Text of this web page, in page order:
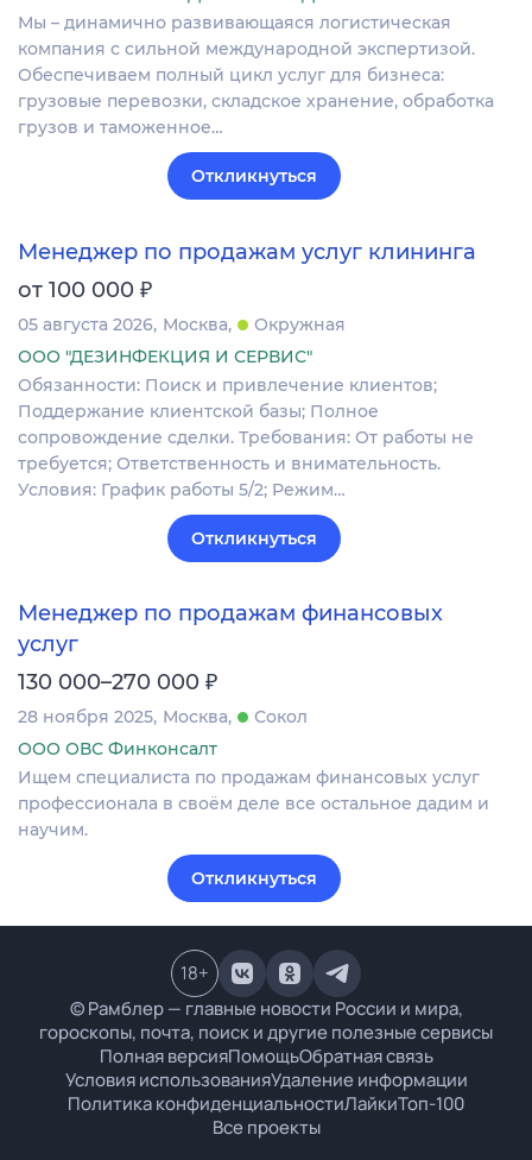
Мы – динамично развивающаяся логистическая
компания с сильной международной экспертизой.
Обеспечиваем полный цикл услуг для бизнеса:
грузовые перевозки, складское хранение, обработка
грузов и таможенное…
Откликнуться
Менеджер по продажам услуг клининга
от 100 000 ₽
05 августа 2026 Москва
Окружная
ООО "ДЕЗИНФЕКЦИЯ И СЕРВИС"
Обязанности: Поиск и привлечение клиентов;
Поддержание клиентской базы; Полное
сопровождение сделки. Требования: От работы не
требуется; Ответственность и внимательность.
Условия: График работы 5/2; Режим…
Откликнуться
Менеджер по продажам финансовых
услуг
130 000–270 000 ₽
28 ноября 2025 Москва
Сокол
ООО ОВС Финконсалт
Ищем специалиста по продажам финансовых услуг
профессионала в своём деле все остальное дадим и
научим.
Откликнуться
© Рамблер — главные новости России и мира,
гороскопы, почта, поиск и другие полезные сервисы
Полная версияПомощьОбратная связь
Условия использованияУдаление информации
Политика конфиденциальностиЛайкиТоп-100
Все проекты
18+